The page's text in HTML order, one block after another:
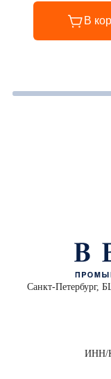
В
Санкт-Петербург,
ИНН/